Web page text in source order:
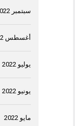
سبتمبر 2022
أغسطس 2022
يوليو 2022
يونيو 2022
مايو 2022